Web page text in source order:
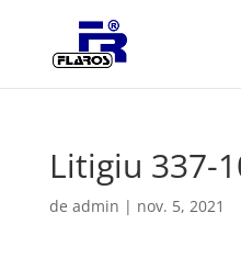
Litigiu 337-
de admin | nov. 5, 2021